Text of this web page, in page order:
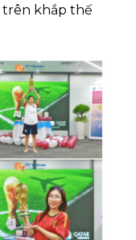
trên khắp thế